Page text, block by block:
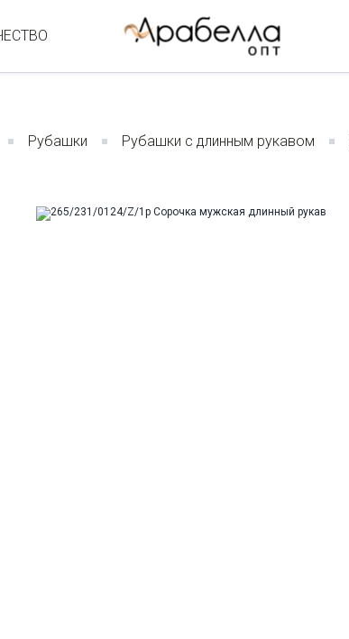
Рубашки Рубашки с длинным рукавом